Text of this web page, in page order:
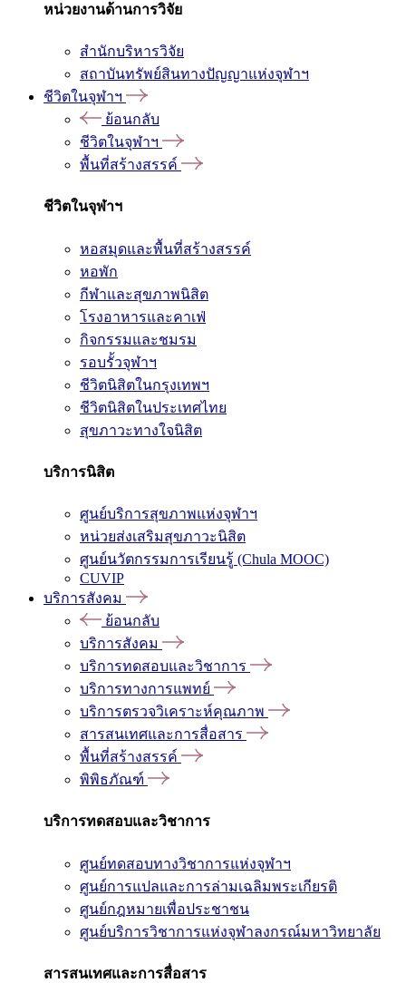
หน่วยงานด้านการวิจัย
สำนักบริหารวิจัย
สถาบันทรัพย์สินทางปัญญาแห่งจุฬาฯ
ชีวิตในจุฬาฯ
ย้อนกลับ
ชีวิตในจุฬาฯ
พื้นที่สร้างสรรค์
ชีวิตในจุฬาฯ
หอสมุดและพื้นที่สร้างสรรค์
หอพัก
กีฬาและสุขภาพนิสิต
โรงอาหารและคาเฟ่
กิจกรรมและชมรม
รอบรั้วจุฬาฯ
ชีวิตนิสิตในกรุงเทพฯ
ชีวิตนิสิตในประเทศไทย
สุขภาวะทางใจนิสิต
บริการนิสิต
ศูนย์บริการสุขภาพแห่งจุฬาฯ
หน่วยส่งเสริมสุขภาวะนิสิต
ศูนย์นวัตกรรมการเรียนรู้ (Chula MOOC)
CUVIP
บริการสังคม
ย้อนกลับ
บริการสังคม
บริการทดสอบและวิชาการ
บริการทางการแพทย์
บริการตรวจวิเคราะห์คุณภาพ
สารสนเทศและการสื่อสาร
พื้นที่สร้างสรรค์
พิพิธภัณฑ์
บริการทดสอบและวิชาการ
ศูนย์ทดสอบทางวิชาการแห่งจุฬาฯ
ศูนย์การแปลและการล่ามเฉลิมพระเกียรติ
ศูนย์กฎหมายเพื่อประชาชน
ศูนย์บริการวิชาการแห่งจุฬาลงกรณ์มหาวิทยาลัย
สารสนเทศและการสื่อสาร